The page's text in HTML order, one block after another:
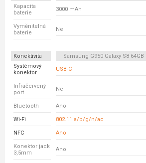
Kapacita
baterie
3000 mAh
Vyměnitelná
baterie
Ne
Konektivita Samsung G950 Galaxy S8 64GB
Systémový
konektor
USB-C
Infračervený
port
Ne
Bluetooth Ano
Wi-Fi 802.11 a/b/g/n/ac
NFC Ano
Konektor jack
3,5mm
Ano